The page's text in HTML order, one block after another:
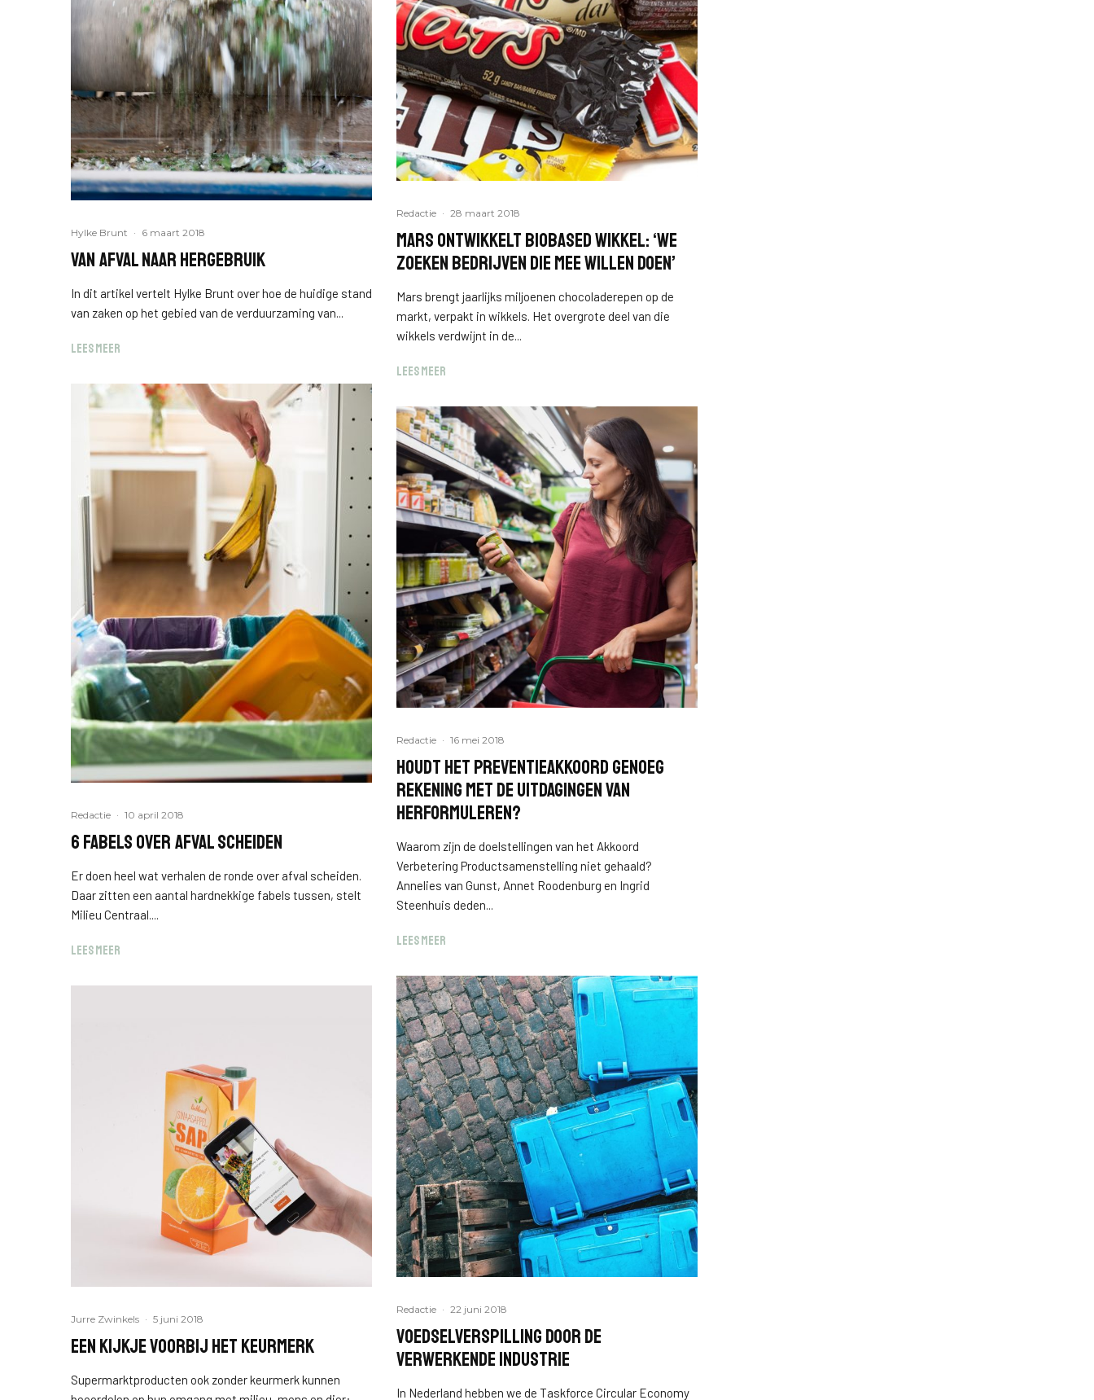
Hylke Brunt · 6 maart 2018
Van afval naar hergebruik
In dit artikel vertelt Hylke Brunt over hoe de huidige stand
van zaken op het gebied van de verduurzaming van...
LEES MEER
Redactie · 10 april 2018
6 fabels over afval scheiden
Er doen heel wat verhalen de ronde over afval scheiden.
Daar zitten een aantal hardnekkige fabels tussen, stelt
Milieu Centraal....
LEES MEER
Jurre Zwinkels · 5 juni 2018
Een kijkje voorbij het keurmerk
Supermarktproducten ook zonder keurmerk kunnen
Redactie · 28 maart 2018
MARS ontwikkelt biobased wikkel: ‘We
zoeken bedrijven die mee willen doen’
Mars brengt jaarlijks miljoenen chocoladerepen op de
markt, verpakt in wikkels. Het overgrote deel van die
wikkels verdwijnt in de...
LEES MEER
Redactie · 16 mei 2018
Houdt het Preventieakkoord genoeg
rekening met de uitdagingen van
herformuleren?
Waarom zijn de doelstellingen van het Akkoord
Verbetering Productsamenstelling niet gehaald?
Annelies van Gunst, Annet Roodenburg en Ingrid
Steenhuis deden...
LEES MEER
Redactie · 22 juni 2018
Voedselverspilling door de
verwerkende industrie
In Nederland hebben we de Taskforce Circular Economy